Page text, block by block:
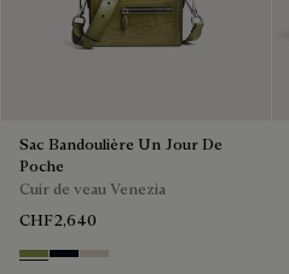
Sac Bandoulière Un Jour De
Poche
Cuir de veau Venezia
CHF2,640
WillowAtlantide
Gris